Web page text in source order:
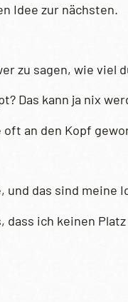
Idee zur nächsten.
zu sagen, wie viel
Das kann ja nix
an den Kopf
und das sind
dass ich keinen